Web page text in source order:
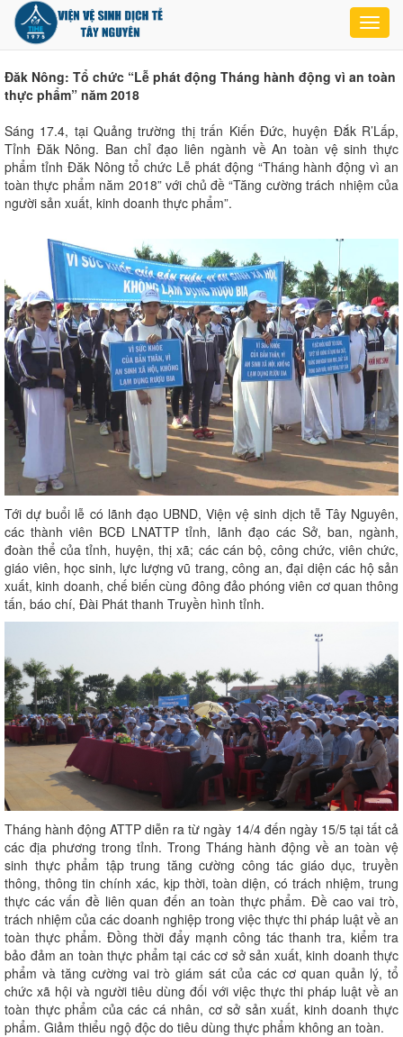
Đăk Nông: Tổ chức “Lễ phát động Tháng hành động vì an toàn
thực phẩm” năm 2018
Sáng 17.4, tại Quảng trường thị trấn Kiến Đức, huyện Đắk R’Lấp,
Tỉnh Đăk Nông. Ban chỉ đạo liên ngành về An toàn vệ sinh thực
phẩm tỉnh Đăk Nông tổ chức Lễ phát động “Tháng hành động vì an
toàn thực phẩm năm 2018” với chủ đề “Tăng cường trách nhiệm của
người sản xuất, kinh doanh thực phẩm”.
Tới dự buổi lễ có lãnh đạo UBND, Viện vệ sinh dịch tễ Tây Nguyên,
các thành viên BCĐ LNATTP tỉnh, lãnh đạo các Sở, ban, ngành,
đoàn thể của tỉnh, huyện, thị xã; các cán bộ, công chức, viên chức,
giáo viên, học sinh, lực lượng vũ trang, công an, đại diện các hộ sản
xuất, kinh doanh, chế biến cùng đông đảo phóng viên cơ quan thông
tấn, báo chí, Đài Phát thanh Truyền hình tỉnh.
Tháng hành động ATTP diễn ra từ ngày 14/4 đến ngày 15/5 tại tất cả
các địa phương trong tỉnh. Trong Tháng hành động về an toàn vệ
sinh thực phẩm tập trung tăng cường công tác giáo dục, truyền
thông, thông tin chính xác, kịp thời, toàn diện, có trách nhiệm, trung
thực các vấn đề liên quan đến an toàn thực phẩm. Đề cao vai trò,
trách nhiệm của các doanh nghiệp trong việc thực thi pháp luật về an
toàn thực phẩm. Đồng thời đẩy mạnh công tác thanh tra, kiểm tra
bảo đảm an toàn thực phẩm tại các cơ sở sản xuất, kinh doanh thực
phẩm và tăng cường vai trò giám sát của các cơ quan quản lý, tổ
chức xã hội và người tiêu dùng đối với việc thực thi pháp luật về an
toàn thực phẩm của các cá nhân, cơ sở sản xuất, kinh doanh thực
phẩm. Giảm thiểu ngộ độc do tiêu dùng thực phẩm không an toàn.